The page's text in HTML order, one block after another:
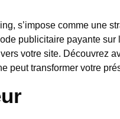
s’impose comme une
publicitaire payante sur
votre site. Découvrez
peut transformer votre